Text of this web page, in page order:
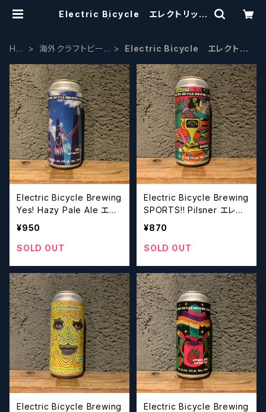
Electric Bicycle エレクトリック
HO
海外クラフトビー
Electric Bicycle エレクトリ
Electric Bicycle Brewing
Yes! Hazy Pale Ale エレ
クトリックバイシクルブルー
ールエール
¥950
SOLD OUT
Electric Bicycle Brewing
SPORTS!! Pilsner エレク
トリックバイシクルブルーイ
¥870
SOLD OUT
Electric Bicycle Brewing
Electric Bicycle Brewing